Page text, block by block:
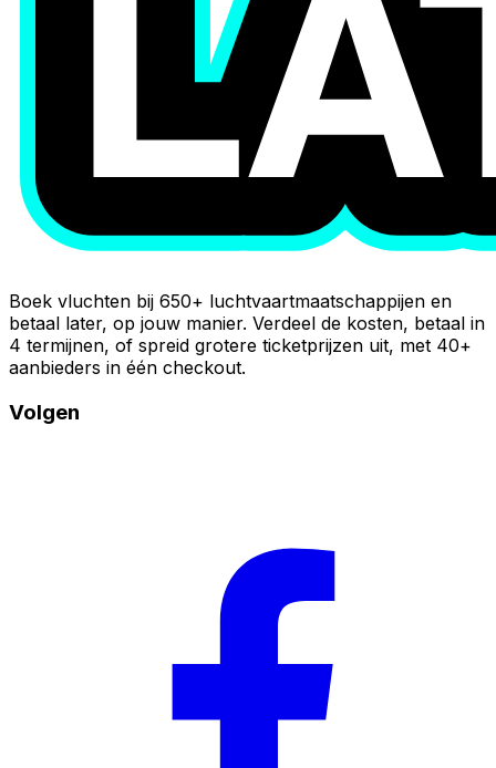
Boek vluchten bij 650+ luchtvaartmaatschappijen en
betaal later, op jouw manier. Verdeel de kosten, betaal in
4 termijnen, of spreid grotere ticketprijzen uit, met 40+
aanbieders in één checkout.
Volgen